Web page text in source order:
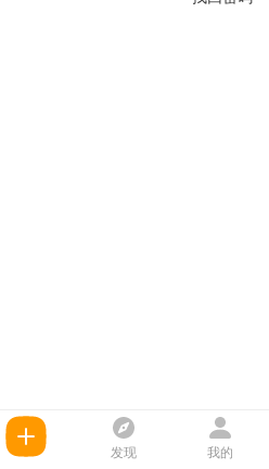
发现 我的